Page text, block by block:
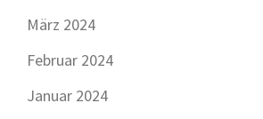
März 2024
Februar 2024
Januar 2024